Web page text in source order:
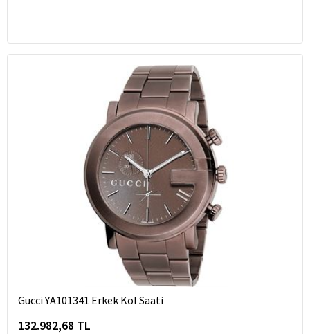
Gucci YA101341 Erkek Kol Saati
132.982,68 TL